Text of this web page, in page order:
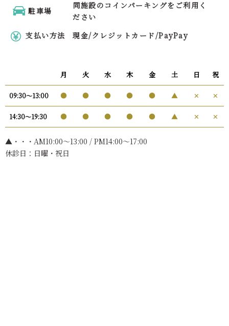
駐車場
同施設のコインパーキングをご利用く
ださい
支払い方法
現金/クレジットカード/PayPay
月 火 水 木 金 土 日 祝
09:30〜13:00 ● ● ● ● ● ▲ ✕ ✕
14:30〜19:30 ● ● ● ● ● ▲ ✕ ✕
▲・・・AM10:00〜13:00 / PM14:00～17:00
休診日：日曜・祝日